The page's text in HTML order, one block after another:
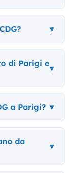
▾
di Parigi e▾
a Parigi? ▾
da
▾